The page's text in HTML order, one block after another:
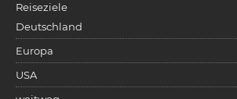
Reiseziele
Deutschland
Europa
USA